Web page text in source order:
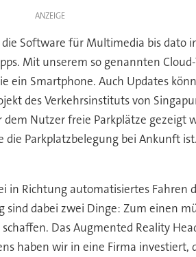
ANZEIGE
Software für Multimedia bis dato
Mit unserem so genannten
ein Smartphone. Auch Updates
des Verkehrsinstituts von
Nutzer freie Parkplätze gezeigt
die Parkplatzbelegung bei Ankunft ist.
in Richtung automatisiertes Fahren
dabei zwei Dinge: Zum einen
Das Augmented Reality
haben wir in eine Firma investiert,